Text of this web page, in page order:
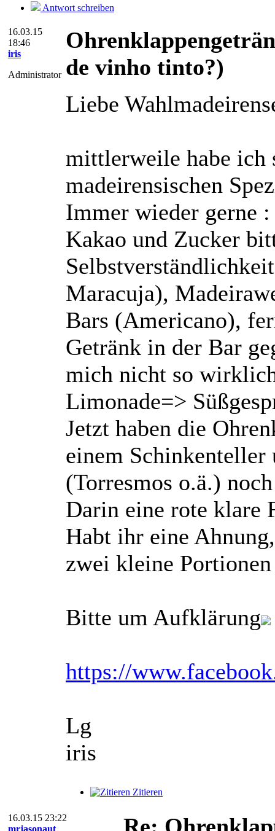
Antwort schreiben
16.03.15
18:46
iris
Administrator de vinho tinto?)
Liebe
mittlerweile habe ich
madeirensischen
Immer wieder gerne
Kakao und Zucker
Maracuja),
Bars (Americano),
Getränk in der Bar
mich nicht so
Limonade=>
Jetzt haben die
einem
(Torresmos o.ä.)
Darin eine rote klare
Habt ihr eine
zwei kleine Portionen
Bitte um Aufklärung
https://
Lg
iris
Zitieren
16.03.15 23:22
mrjasonaut